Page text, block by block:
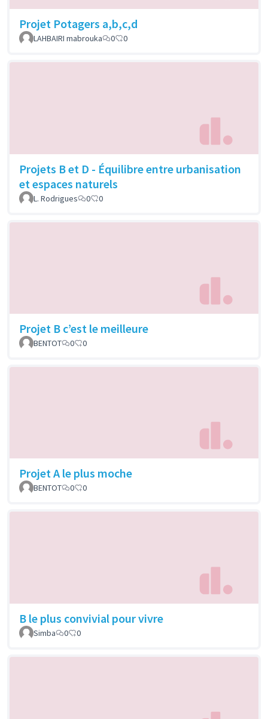
Projet Potagers a,b,c,d
LAHBAIRI mabrouka 0 0
Projets B et D - Équilibre entre urbanisation
et espaces naturels
L. Rodrigues 0 0
Projet B c’est le meilleure
BENTOT 0 0
Projet A le plus moche
BENTOT 0 0
B le plus convivial pour vivre
Simba 0 0